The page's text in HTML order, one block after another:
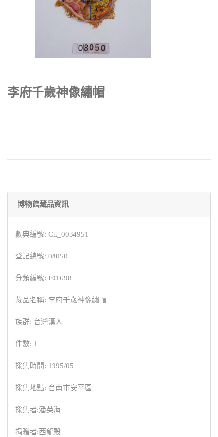
李府千歲神像繡帽
博物館藏品資訊
數典編號: CL_0034951
登記總號: 08050
分類編號: F01698
藏品名稱: 李府千歲神像繡帽
族群: 台灣漢人
件數: 1
採集時間: 1995/05
採集地點: 台南市安平區
採集者:潘英海
捐贈者:西龍殿